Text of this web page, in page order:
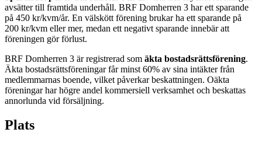
avsätter till framtida underhåll. BRF Domherren 3 har ett sparande
på 450 kr/kvm/år. En välskött förening brukar ha ett sparande på
200 kr/kvm eller mer, medan ett negativt sparande innebär att
föreningen gör förlust.
BRF Domherren 3 är registrerad som äkta bostadsrättsförening.
Äkta bostadsrättsföreningar får minst 60% av sina intäkter från
medlemmarnas boende, vilket påverkar beskattningen. Oäkta
föreningar har högre andel kommersiell verksamhet och beskattas
annorlunda vid försäljning.
Plats